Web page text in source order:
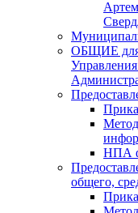
ОБЩИЕ для
НПА
общего,